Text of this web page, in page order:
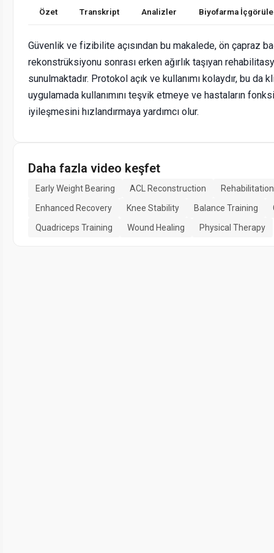
Özet Transkript Analizler Biyofarma
Güvenlik ve fizibilite açısından bu makalede, ön çapraz
rekonstrüksiyonu sonrası erken ağırlık taşıyan
sunulmaktadır. Protokol açık ve kullanımı kolaydır, bu da
uygulamada kullanımını teşvik etmeye ve hastaların
iyileşmesini hızlandırmaya yardımcı olur.
Daha fazla video keşfet
Early Weight Bearing ACL Reconstruction
Enhanced Recovery
Knee Stability Balance Training
Quadriceps Training
Wound Healing Physical Therapy